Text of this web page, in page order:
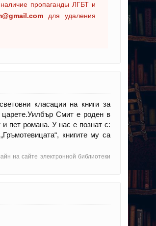
наличие пропаганды ЛГБТ и
для удаления
класации на книги за
царете.Уилбър Смит е роден в
пет романа. У нас е познат с:
книгите му са
на сайте электронной библиотеки